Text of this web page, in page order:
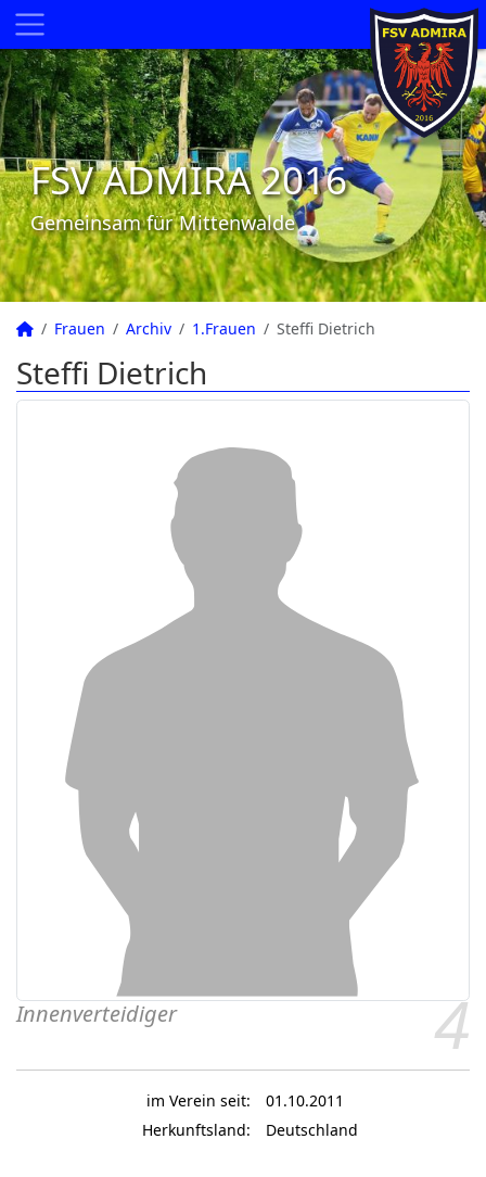
FSV ADMIRA 2016
Gemeinsam für Mittenwalde
Frauen Archiv 1.Frauen Steffi Dietrich
Steffi Dietrich
4
Innenverteidiger
im Verein seit:
01.10.2011
Herkunftsland:
Deutschland